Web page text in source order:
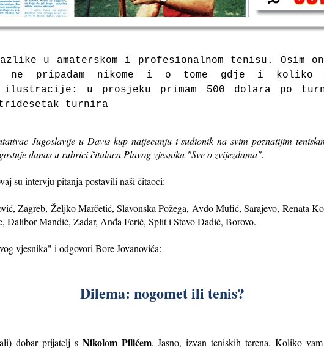
u amaterskom i profesionalnom tenisu. Osim
ne pripadam nikome i o tome gdje i
ilustracije: u prosjeku primam 500 dolara po
tridesetak turnira
Jugoslavije u Davis kup natjecanju i sudionik na svim poznatijim
danas u rubrici čitalaca Plavog vjesnika "Sve o zvijezdama".
su intervju pitanja postavili naši čitaoci:
Zagreb, Željko Marčetić, Slavonska Požega, Avdo Mufić, Sarajevo, Renata
Dalibor Mandić, Zadar, Anđa Ferić, Split i Stevo Dadić, Borovo.
vjesnika" i odgovori Bore Jovanovića:
Dilema: nogomet ili tenis?
dobar prijatelj s Nikolom Pilićem. Jasno, izvan teniskih terena. Koliko